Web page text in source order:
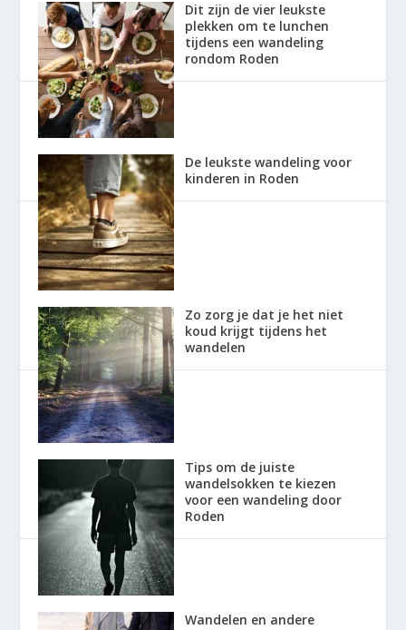
Dit zijn de vier leukste
plekken om te lunchen
tijdens een wandeling
rondom Roden
De leukste wandeling voor
kinderen in Roden
Zo zorg je dat je het niet
koud krijgt tijdens het
wandelen
Tips om de juiste
wandelsokken te kiezen
voor een wandeling door
Roden
Wandelen en andere